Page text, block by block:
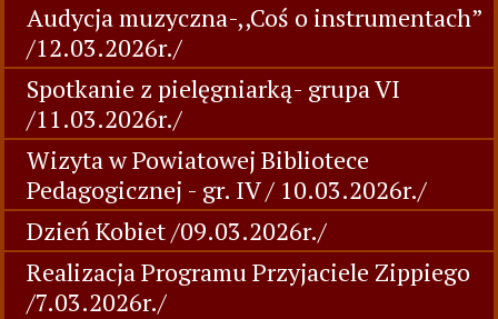
Audycja muzyczna-,,Coś o instrumentach”
/12.03.2026r./
Spotkanie z pielęgniarką- grupa VI
/11.03.2026r./
Wizyta w Powiatowej Bibliotece
Pedagogicznej - gr. IV / 10.03.2026r./
Dzień Kobiet /09.03.2026r./
Realizacja Programu Przyjaciele Zippiego
/7.03.2026r./